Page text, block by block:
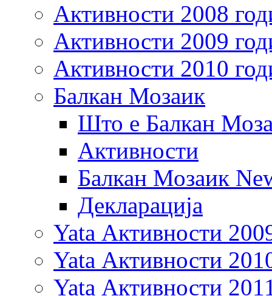
Активности 2008
Активности 2009
Активности 2010
Балкан Мозаик
Што е Балкан
Активности
Балкан Мозаик
Декларација
Yata Активности
Yata Активности
Yata Активности